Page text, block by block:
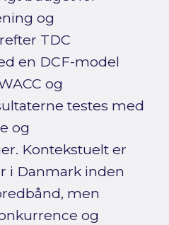
og
TDC
en DCF-model
og
testes med
og
Kontekstuelt er
i Danmark inden
men
og